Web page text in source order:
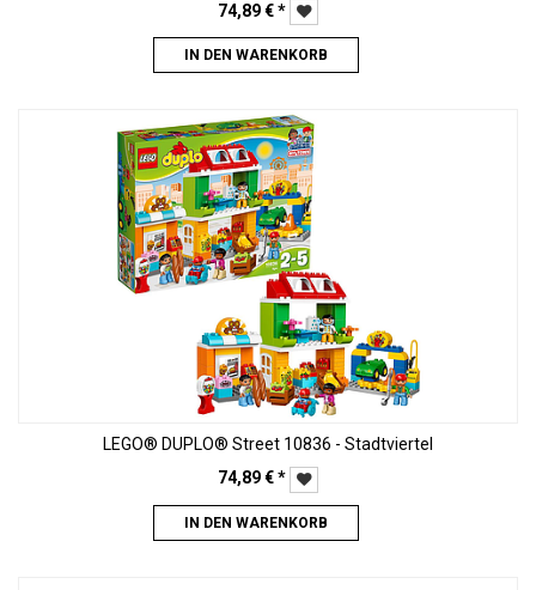
74,89€*
IN DEN WARENKORB
LEGO® DUPLO® Street 10836 - Stadtviertel
74,89€*
IN DEN WARENKORB